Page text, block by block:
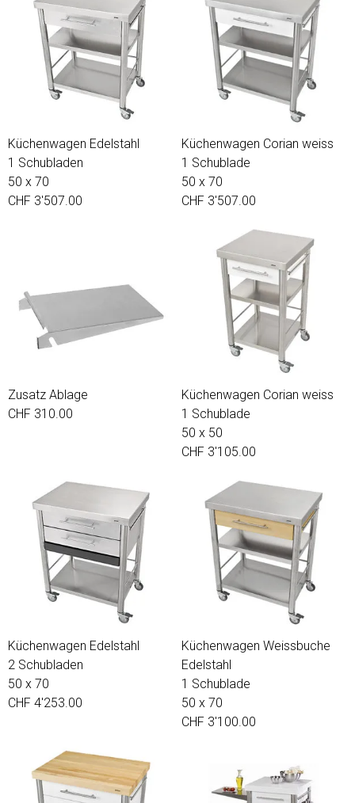
Küchenwagen Edelstahl
1 Schubladen
50 x 70
CHF 3'507.00
Küchenwagen Corian weiss
1 Schublade
50 x 70
CHF 3'507.00
Zusatz Ablage
CHF 310.00
Küchenwagen Corian weiss
1 Schublade
50 x 50
CHF 3'105.00
Küchenwagen Edelstahl
2 Schubladen
50 x 70
CHF 4'253.00
Küchenwagen Weissbuche
Edelstahl
1 Schublade
50 x 70
CHF 3'100.00